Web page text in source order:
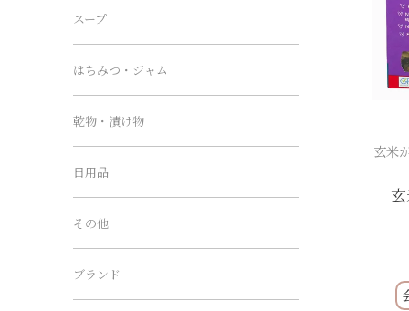
玄米
スープ
はちみつ・ジャム
乾物・漬け物
日用品
その他
ブランド